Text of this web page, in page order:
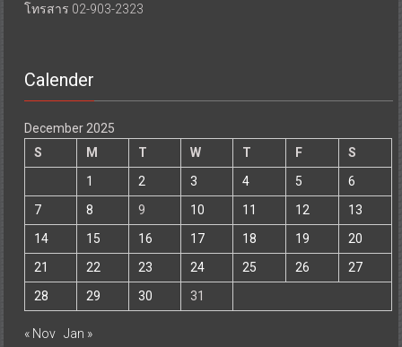
โทรสาร 02-903-2323
Calender
December 2025
S
M T W T F
S
1
2 3 4 5
6
7
8 9 10 11 12
13
14
15 16 17 18 19
20
21
22 23 24 25 26
27
28
29 30 31
« Nov Jan »